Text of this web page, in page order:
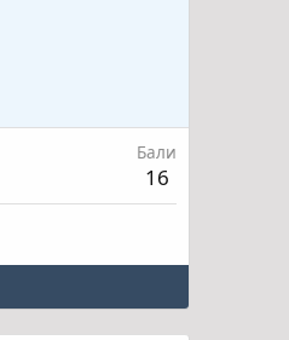
Бали
16